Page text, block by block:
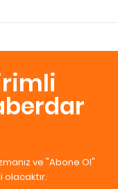
ve "Abone Ol"
olacaktır.